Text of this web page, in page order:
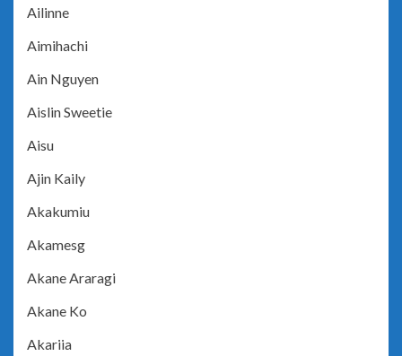
Ailinne
Aimihachi
Ain Nguyen
Aislin Sweetie
Aisu
Ajin Kaily
Akakumiu
Akamesg
Akane Araragi
Akane Ko
Akariia